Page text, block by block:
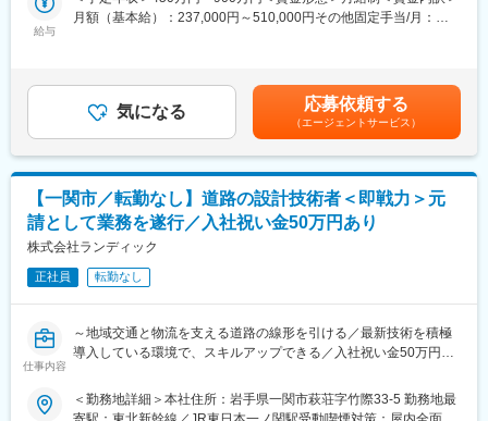
ップが叶う環境です
※技術スペシャリストとしてのキャリアも選択可能です。
■当社の特徴：
ランディックは創業50周年を迎え、測量・地質調査・建設コンサ
ルタント・補償コンサルタント・GIS分野までインフラをトータル
に支える技術者集団です。UAV・3次元モデル・CIMへの対応な
ど、「新しい技術を現場で使い切る」ことを重視しています。
■ランドワークGについて：
ープです。
東北を中心に15社が連携し、技術・ノウハウを共有しています
変更の範囲：会社の定める業務
現
◎技術士・RCCM保有者が多数在籍と、切磋琢磨できる技術者集
場環境
■業務内容：
◇道路の予備・詳細設計
◇交差点設計（平面交差・立体交差）
◇道路線形設計・縦横断設計
◇道路附属施設（照明、防護柵、標識等）の設計
◇設計図面作成、数量計算、設計報告書作成
◇成果品の品質管理・照査
◇後進技術者の指導・育成
■ポジションの魅力：
給与
月額（基本給）：237,000円～510,000円その他固定手当/月：
その他固定手当：・住宅手当8,000円～20,000円・資格手当5,000
円～20,000円賃金はあくまでも目安の金額であり、選考を通じて
上下する可能性があります。月給(月額)は固定手当を含めた表記で
す。
気になる 応募依頼する
（エージェントサービス）
【一関市／転勤なし】道路の設計技術者＜即戦力＞元
請として業務を遂行／入社祝い金50万円あり
株式会社ランディック
正社員 転勤なし
仕事内容
～地域交通と物流を支える道路の線形を引ける／最新技術を積極
導入している環境で、スキルアップできる／入社祝い金50万円あ
■ポジションの魅力：
＜勤務地詳細＞本社住所：岩手県一関市萩荘字竹際33-5 勤務地最